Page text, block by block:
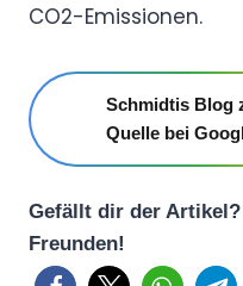
CO2-Emissionen.
Schmidtis Blog
Quelle bei
Gefällt dir der
Freunden!